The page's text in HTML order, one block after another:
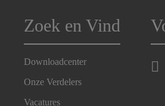
Zoek en Vind
Downloadcenter
Onze Verdelers
Vacatures